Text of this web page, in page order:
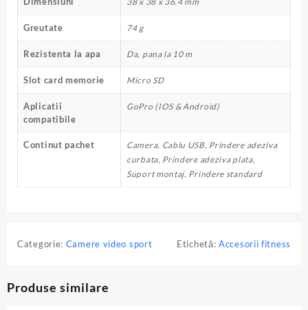
Greutate 74 g
Rezistenta la apa Da, pana la 10 m
Slot card memorie Micro SD
Aplicatii
compatibile
GoPro (IOS & Android)
Continut pachet
Camera, Cablu USB, Prindere adeziva
curbata, Prindere adeziva plata,
Suport montaj, Prindere standard
Categorie: Camere video sport Etichetă:Accesorii fitness
Produse similare